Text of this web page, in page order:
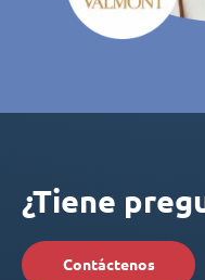
¿Tiene
Contáctenos